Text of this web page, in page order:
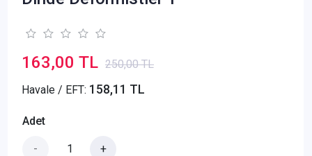
163,00 TL 250,00 TL
Havale / EFT: 158,11 TL
Adet
- +